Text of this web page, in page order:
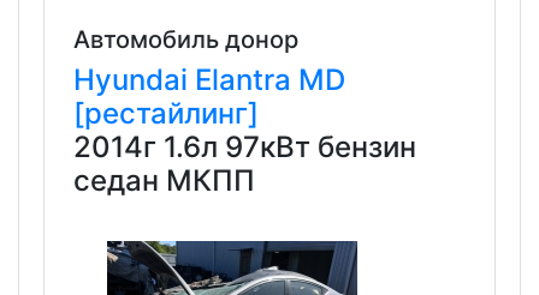
Автомобиль донор
Hyundai Elantra MD
[рестайлинг]
2014г 1.6л 97кВт бензин
седан МКПП